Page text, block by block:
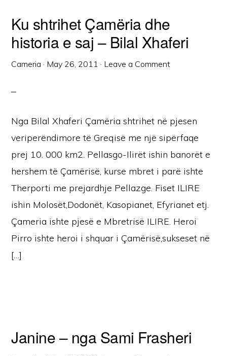
Ku shtrihet Çamëria dhe
historia e saj – Bilal Xhaferi
Cameria · May 26, 2011 · Leave a Comment
Nga Bilal Xhaferi Çamëria shtrihet në pjesen
veriperëndimore të Greqisë me një sipërfaqe
prej 10. 000 km2. Pellasgo-Ilirët ishin banorët e
hershem të Çamërisë, kurse mbret i parë ishte
Therporti me prejardhje Pellazge. Fiset ILIRE
ishin Molosët,Dodonët, Kasopianet, Efyrianet etj.
Çameria ishte pjesë e Mbretrisë ILIRE. Heroi
Pirro ishte heroi i shquar i Çamërisë,sukseset në
[…]
Janine – nga Sami Frasheri